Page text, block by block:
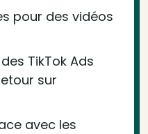
pour des vidéos
TikTok Ads
sur
avec les